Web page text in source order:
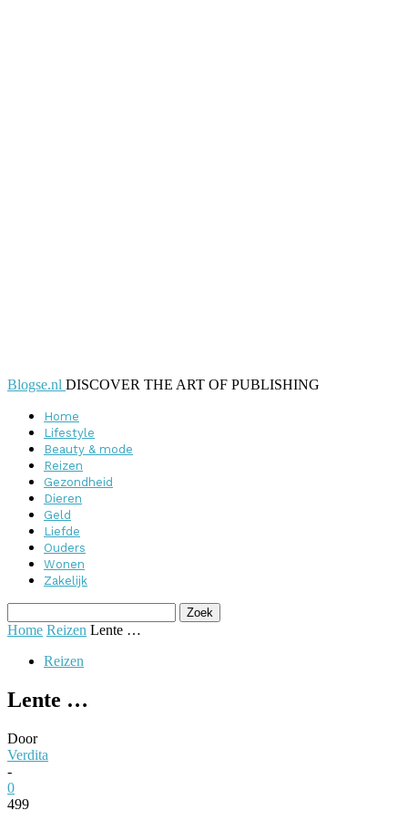
Blogse.nl DISCOVER THE ART OF PUBLISHING
Home
Lifestyle
Beauty & mode
Reizen
Gezondheid
Dieren
Geld
Liefde
Ouders
Wonen
Zakelijk
Home Reizen Lente …
Reizen
Lente …
Door
Verdita
-
0
499